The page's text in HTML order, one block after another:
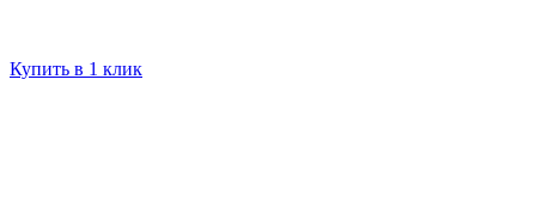
Купить в 1 клик